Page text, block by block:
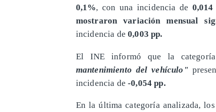
0,1%, con una incidencia de
mostraron variación mensual
incidencia de 0,003 pp.
​El INE informó que la categoría
mantenimiento del vehículo"
incidencia de -0,054 pp.
​En la última categoría analizada, los